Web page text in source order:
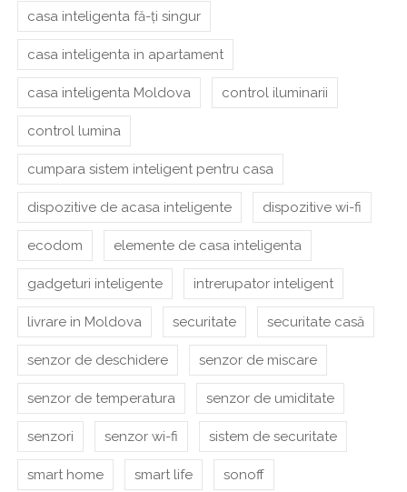
casa inteligenta fă-ți singur
casa inteligenta in apartament
casa inteligenta Moldova control iluminarii
control lumina
cumpara sistem inteligent pentru casa
dispozitive de acasa inteligente dispozitive wi-fi
ecodom elemente de casa inteligenta
gadgeturi inteligente intrerupator inteligent
livrare in Moldova securitate securitate casă
senzor de deschidere senzor de miscare
senzor de temperatura senzor de umiditate
senzori senzor wi-fi sistem de securitate
smart home smart life sonoff